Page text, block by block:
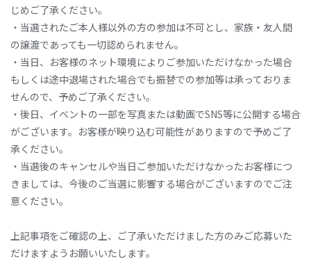
じめご了承ください。
・当選されたご本人様以外の方の参加は不可とし、家族・友人間
の譲渡であっても一切認められません。
・当日、お客様のネット環境によりご参加いただけなかった場合
もしくは途中退場された場合でも振替での参加等は承っておりま
せんので、予めご了承ください。
・後日、イベントの一部を写真または動画でSNS等に公開する場合
がございます。お客様が映り込む可能性がありますので予めご了
承ください。
・当選後のキャンセルや当日ご参加いただけなかったお客様につ
きましては、今後のご当選に影響する場合がございますのでご注
意ください。
上記事項をご確認の上、ご了承いただけました方のみご応募いた
だけますようお願いいたします。